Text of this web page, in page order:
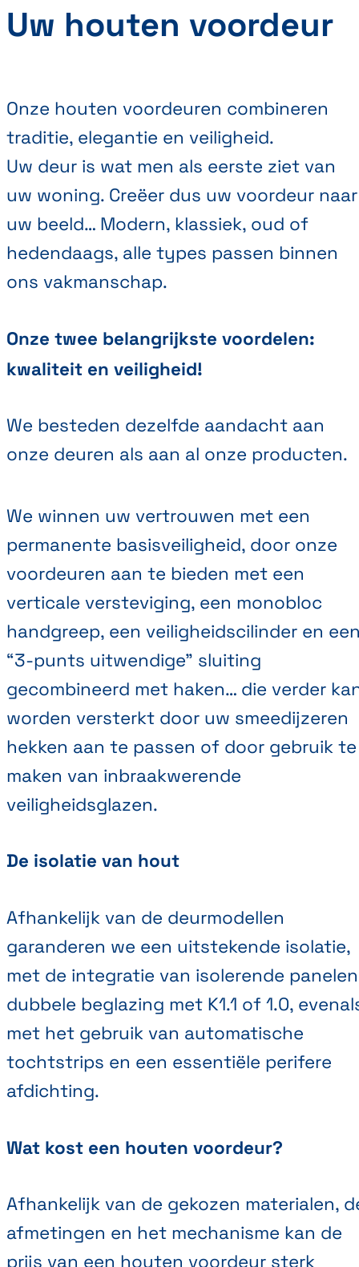
Uw houten voordeur
Onze houten voordeuren combineren
traditie, elegantie en veiligheid.
Uw deur is wat men als eerste ziet van
uw woning. Creëer dus uw voordeur naar
uw beeld… Modern, klassiek, oud of
hedendaags, alle types passen binnen
ons vakmanschap.
Onze twee belangrijkste voordelen:
kwaliteit en veiligheid!
We besteden dezelfde aandacht aan
onze deuren als aan al onze producten.
We winnen uw vertrouwen met een
permanente basisveiligheid, door onze
voordeuren aan te bieden met een
verticale versteviging, een monobloc
handgreep, een veiligheidscilinder en
“3-punts uitwendige” sluiting
gecombineerd met haken… die verder
worden versterkt door uw smeedijzeren
hekken aan te passen of door gebruik te
maken van inbraakwerende
veiligheidsglazen.
De isolatie van hout
Afhankelijk van de deurmodellen
garanderen we een uitstekende isolatie,
met de integratie van isolerende
dubbele beglazing met K1.1 of 1.0,
met het gebruik van automatische
tochtstrips en een essentiële perifere
afdichting.
Wat kost een houten voordeur?
Afhankelijk van de gekozen materialen,
afmetingen en het mechanisme kan de
prijs van een houten voordeur sterk